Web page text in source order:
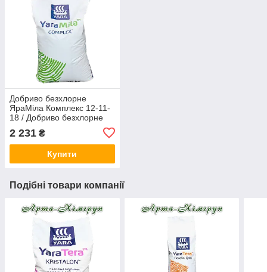
Добриво безхлорне
ЯраМіла Комплекс 12-11-
18 / Добриво безхлорне
YaraMila COMPLEX 12-11-
18(25 кг)
2 231 ₴
Купити
Подібні товари компанії